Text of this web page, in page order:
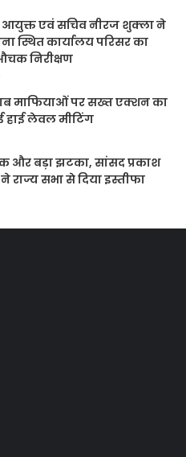
एवं सचिव नीरज शुक्ला ने
स्थित कार्यालय परिसर का
निरीक्षण
माफियाओं पर सख्त एक्शन का
लेवल मीटिंग
और बड़ा झटका, सांसद प्रकाश
राज्य सभा से दिया इस्तीफा